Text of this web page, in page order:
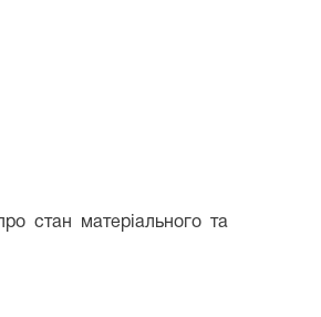
стан матеріального та